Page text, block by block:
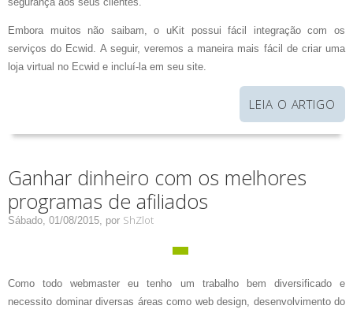
Embora muitos não saibam, o uKit possui fácil integração com os
serviços do Ecwid. A seguir, veremos a maneira mais fácil de criar uma
loja virtual no Ecwid e incluí-la em seu site.
LEIA O ARTIGO
Ganhar dinheiro com os melhores
programas de afiliados
Sábado, 01/08/2015, por ShZlot
Como todo webmaster eu tenho um trabalho bem diversificado e
necessito dominar diversas áreas como web design, desenvolvimento do